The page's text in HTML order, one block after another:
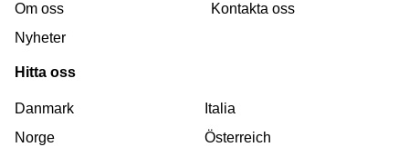
Om oss
Nyheter
Kontakta oss
Hitta oss
Danmark
Norge
Italia
Österreich